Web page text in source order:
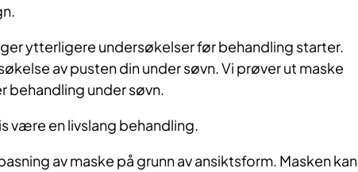
ytterligere undersøkelser før behandling starter.
av pusten din under søvn. Vi prøver ut maske
behandling under søvn.
være en livslang behandling.
av maske på grunn av ansiktsform. Masken kan